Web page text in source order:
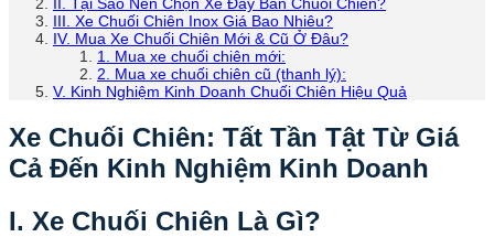
III. Xe Chuối Chiên Inox Giá Bao Nhiêu?
IV. Mua Xe Chuối Chiên Mới & Cũ Ở Đâu?
1. Mua xe chuối chiên mới:
2. Mua xe chuối chiên cũ (thanh lý):
V. Kinh Nghiệm Kinh Doanh Chuối Chiên Hiệu Quả
Xe Chuối Chiên: Tất Tần Tật Từ Giá
Cả Đến Kinh Nghiệm Kinh Doanh
I. Xe Chuối Chiên Là Gì?